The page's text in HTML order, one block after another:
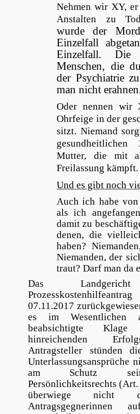
Nehmen wir XY,
Anstalten zu
wurde der
Einzelfall
Einzelfall. Die
Menschen, die
der Psychiatrie
man nicht
Oder nennen wir
Ohrfeige in der
sitzt. Niemand
Mutter, die mit
Freilassung kämpft.
Und es gibt noch
Auch ich habe
als ich
damit zu
denen, die
haben?
Niemanden, der
traut? Darf man da
Das
07.11.2017
es im Wesentlichen
beabsichtigte
hinreichenden
Antragsteller stünden
Unterlassungsansprüche
am Schutz
Persönlichkeitsrechts
überwiege nicht
Antragsgegnerinnen